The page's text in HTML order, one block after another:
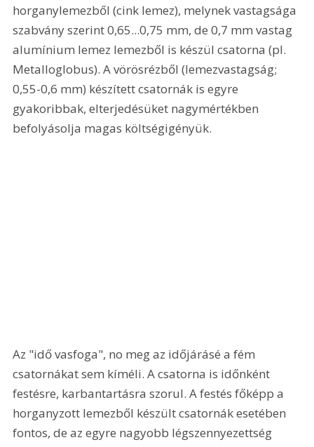
horganylemezből (cink lemez), melynek vastagsága
szabvány szerint 0,65...0,75 mm, de 0,7 mm vastag
alumínium lemez lemezből is készül csatorna (pl.
Metalloglobus). A vörösrézből (lemezvastagság;
0,55-0,6 mm) készített csatornák is egyre
gyakoribbak, elterjedésüket nagymértékben
befolyásolja magas költségigényük.
Az "idő vasfoga", no meg az időjárásé a fém
csatornákat sem kíméli. A csatorna is időnként
festésre, karbantartásra szorul. A festés főképp a
horganyzott lemezből készült csatornák esetében
fontos, de az egyre nagyobb légszennyezettség